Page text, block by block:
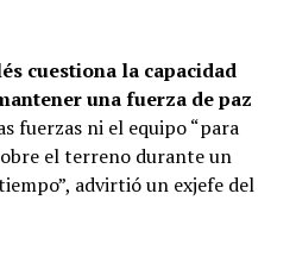
cuestiona la capacidad
una fuerza de paz
fuerzas ni el equipo “para
el terreno durante un
advirtió un exjefe del